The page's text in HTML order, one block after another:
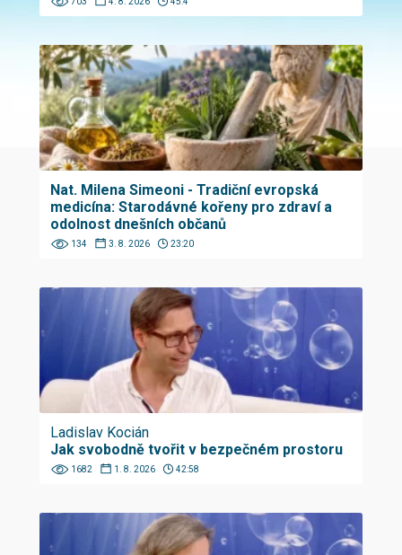
Nat. Milena Simeoni - Tradiční evropská
medicína: Starodávné kořeny pro zdraví a
odolnost dnešních občanů
134 3. 8. 2026 23:20
Ladislav Kocián
Jak svobodně tvořit v bezpečném prostoru
1682 1. 8. 2026 42:58